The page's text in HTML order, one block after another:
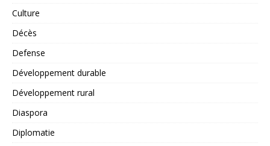
Culture
Décès
Defense
Développement durable
Développement rural
Diaspora
Diplomatie